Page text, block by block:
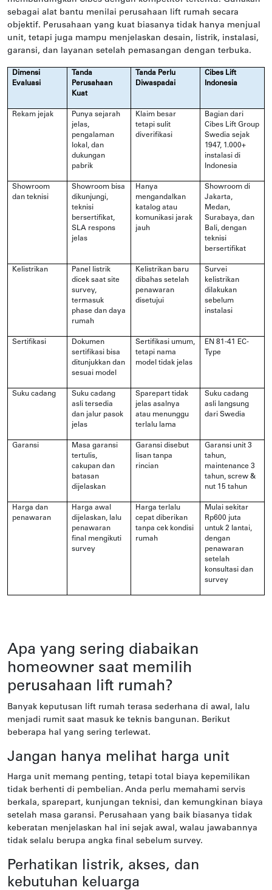
sebagai alat bantu menilai perusahaan lift rumah secara
objektif. Perusahaan yang kuat biasanya tidak hanya menjual
unit, tetapi juga mampu menjelaskan desain, listrik, instalasi,
garansi, dan layanan setelah pemasangan dengan terbuka.
Dimensi
Evaluasi
Tanda
Perusahaan
Kuat
Tanda Perlu
Diwaspadai
Cibes Lift
Indonesia
Rekam jejak
Punya sejarah
jelas,
pengalaman
lokal, dan
dukungan
pabrik
Klaim besar
tetapi sulit
diverifikasi
Bagian dari
Cibes Lift Group
Swedia sejak
1947, 1.000+
instalasi di
Indonesia
Showroom
dan teknisi
Showroom bisa
dikunjungi,
teknisi
bersertifikat,
SLA respons
jelas
Hanya
mengandalkan
katalog atau
komunikasi jarak
jauh
Showroom di
Jakarta,
Medan,
Surabaya, dan
Bali, dengan
teknisi
bersertifikat
Kelistrikan
Panel listrik
dicek saat site
survey,
termasuk
phase dan daya
rumah
Kelistrikan baru
dibahas setelah
penawaran
disetujui
Survei
kelistrikan
dilakukan
sebelum
instalasi
Sertifikasi
Dokumen
sertifikasi bisa
ditunjukkan dan
sesuai model
Sertifikasi umum,
tetapi nama
model tidak jelas
EN 81-41 EC-
Type
Suku cadang
Suku cadang
asli tersedia
dan jalur pasok
jelas
Sparepart tidak
jelas asalnya
atau menunggu
terlalu lama
Suku cadang
asli langsung
dari Swedia
Garansi
Masa garansi
tertulis,
cakupan dan
batasan
dijelaskan
Garansi disebut
lisan tanpa
rincian
Garansi unit 3
tahun,
maintenance 3
tahun, screw &
nut 15 tahun
Harga dan
penawaran
Harga awal
dijelaskan, lalu
penawaran
final mengikuti
survey
Harga terlalu
cepat diberikan
tanpa cek kondisi
rumah
Mulai sekitar
Rp600 juta
untuk 2 lantai,
dengan
penawaran
setelah
konsultasi dan
survey
Apa yang sering diabaikan
homeowner saat memilih
perusahaan lift rumah?
Banyak keputusan lift rumah terasa sederhana di awal, lalu
menjadi rumit saat masuk ke teknis bangunan. Berikut
beberapa hal yang sering terlewat.
Jangan hanya melihat harga unit
Harga unit memang penting, tetapi total biaya kepemilikan
tidak berhenti di pembelian. Anda perlu memahami servis
berkala, sparepart, kunjungan teknisi, dan kemungkinan biaya
setelah masa garansi. Perusahaan yang baik biasanya tidak
keberatan menjelaskan hal ini sejak awal, walau jawabannya
tidak selalu berupa angka final sebelum survey.
Perhatikan listrik, akses, dan
kebutuhan keluarga